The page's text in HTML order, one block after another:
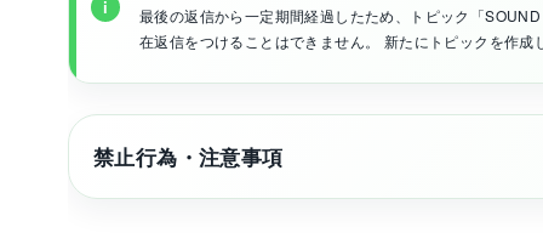
最後の返信から一定期間経過したため、トピック「
在返信をつけることはできません。 新たにトピックを作成
禁止行為・注意事項